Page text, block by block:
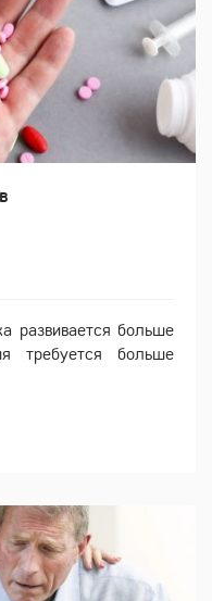
развивается больше
требуется больше